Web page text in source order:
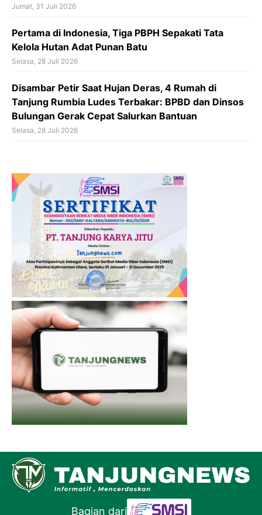
Jumat, 31 Juli 2026
Pertama di Indonesia, Tiga PBPH Sepakati Tata
Kelola Hutan Adat Punan Batu
Selasa, 28 Juli 2026
Disambar Petir Saat Hujan Deras, 4 Rumah di
Tanjung Rumbia Ludes Terbakar: BPBD dan Dinsos
Bulungan Gerak Cepat Salurkan Bantuan
Selasa, 28 Juli 2026
Bagian dari